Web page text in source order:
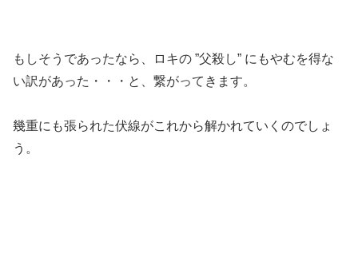
もしそうであったなら、ロキの ”父殺し” にもやむを得な
い訳があった・・・と、繋がってきます。
幾重にも張られた伏線がこれから解かれていくのでしょ
う。